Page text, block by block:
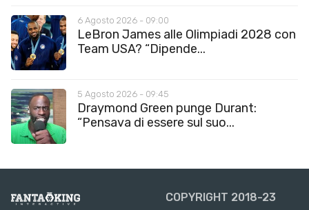
6 Agosto 2026 - 09:00
LeBron James alle Olimpiadi 2028 con
Team USA? “Dipende...
5 Agosto 2026 - 09:45
Draymond Green punge Durant:
“Pensava di essere sul suo...
COPYRIGHT 2018-23